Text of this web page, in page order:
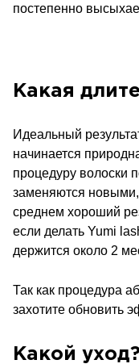
постепенно
Какая
Идеальный
начинается
процедуру волоски
заменяются
среднем хороший
если делать Yumi
держится около 2
Так как процедура
захотите обновить
Какой уход?